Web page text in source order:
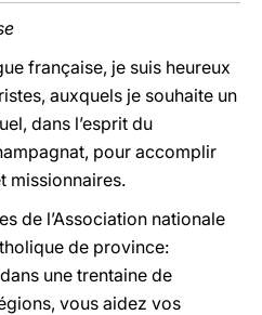
française, je suis heureux
auxquels je souhaite un
dans l’esprit du
pour accomplir
missionnaires.
de l’Association nationale
de province:
une trentaine de
vous aidez vos